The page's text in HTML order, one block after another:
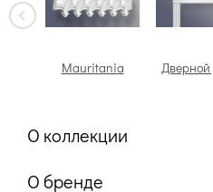
Mauritania Дверной
О коллекции
Карнизы ЕВРОПЛАСТ
О бренде